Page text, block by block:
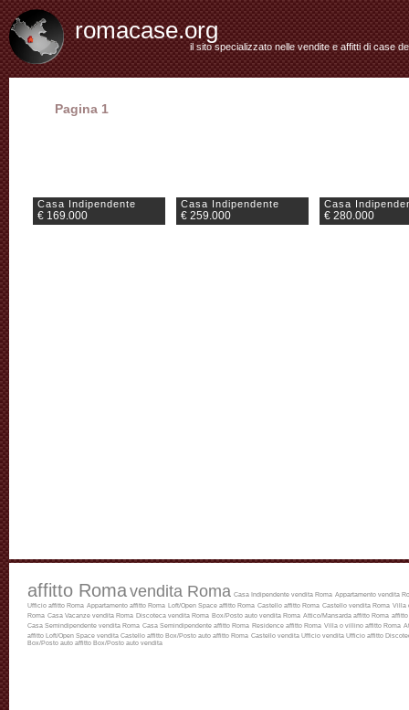
romacase.org
il sito specializzato nelle vendite e affitti di case
Pagina 1
Casa Indipendente
€ 169.000
Casa Indipendente
€ 259.000
Casa
€ 280.000
affitto Romavendita Roma Casa Indipendente vendita Roma Appartamento vendita
Ufficio affitto Roma Appartamento affitto Roma Loft/Open Space affitto Roma Castello affitto Roma Castello vendita Roma Villa
Roma Casa Vacanze vendita Roma Discoteca vendita Roma Box/Posto auto vendita Roma Attico/Mansarda affitto Roma affitto
Casa Semindipendente vendita Roma Casa Semindipendente affitto Roma Residence affitto Roma Villa o villino affitto Roma
affitto
Loft/Open Space vendita Castello affitto Box/Posto auto affitto Roma Castello vendita Ufficio vendita Ufficio affitto
Box/Posto auto affitto Box/Posto auto vendita